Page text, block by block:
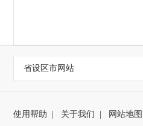
省设区市网站
使用帮助 关于我们 网站地图